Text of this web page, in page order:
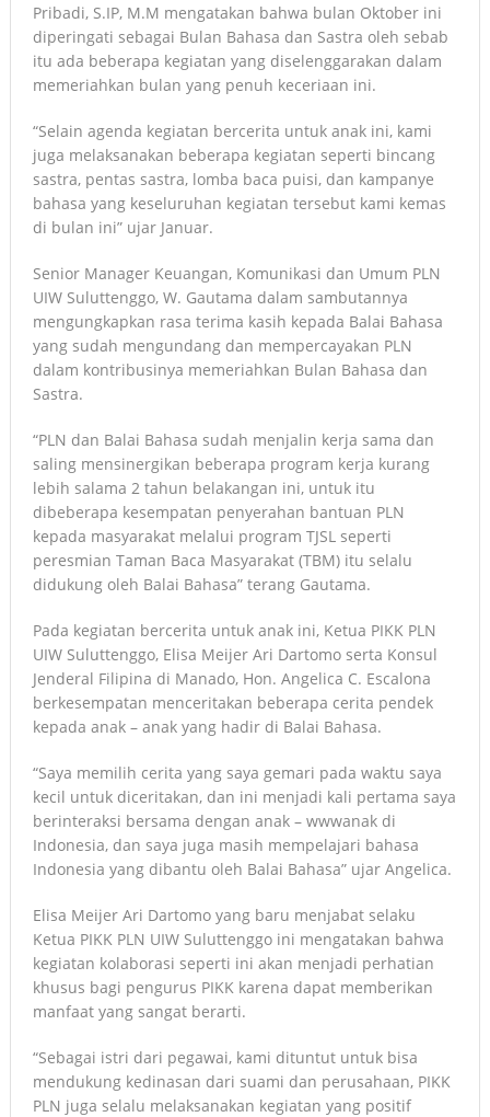
Pribadi, S.IP, M.M mengatakan bahwa bulan Oktober ini
diperingati sebagai Bulan Bahasa dan Sastra oleh sebab
itu ada beberapa kegiatan yang diselenggarakan dalam
memeriahkan bulan yang penuh keceriaan ini.
“Selain agenda kegiatan bercerita untuk anak ini, kami
juga melaksanakan beberapa kegiatan seperti bincang
sastra, pentas sastra, lomba baca puisi, dan kampanye
bahasa yang keseluruhan kegiatan tersebut kami kemas
di bulan ini” ujar Januar.
Senior Manager Keuangan, Komunikasi dan Umum PLN
UIW Suluttenggo, W. Gautama dalam sambutannya
mengungkapkan rasa terima kasih kepada Balai Bahasa
yang sudah mengundang dan mempercayakan PLN
dalam kontribusinya memeriahkan Bulan Bahasa dan
Sastra.
“PLN dan Balai Bahasa sudah menjalin kerja sama dan
saling mensinergikan beberapa program kerja kurang
lebih salama 2 tahun belakangan ini, untuk itu
dibeberapa kesempatan penyerahan bantuan PLN
kepada masyarakat melalui program TJSL seperti
peresmian Taman Baca Masyarakat (TBM) itu selalu
didukung oleh Balai Bahasa” terang Gautama.
Pada kegiatan bercerita untuk anak ini, Ketua PIKK PLN
UIW Suluttenggo, Elisa Meijer Ari Dartomo serta Konsul
Jenderal Filipina di Manado, Hon. Angelica C. Escalona
berkesempatan menceritakan beberapa cerita pendek
kepada anak – anak yang hadir di Balai Bahasa.
“Saya memilih cerita yang saya gemari pada waktu saya
kecil untuk diceritakan, dan ini menjadi kali pertama saya
berinteraksi bersama dengan anak – wwwanak di
Indonesia, dan saya juga masih mempelajari bahasa
Indonesia yang dibantu oleh Balai Bahasa” ujar Angelica.
Elisa Meijer Ari Dartomo yang baru menjabat selaku
Ketua PIKK PLN UIW Suluttenggo ini mengatakan bahwa
kegiatan kolaborasi seperti ini akan menjadi perhatian
khusus bagi pengurus PIKK karena dapat memberikan
manfaat yang sangat berarti.
“Sebagai istri dari pegawai, kami dituntut untuk bisa
mendukung kedinasan dari suami dan perusahaan, PIKK
PLN juga selalu melaksanakan kegiatan yang positif